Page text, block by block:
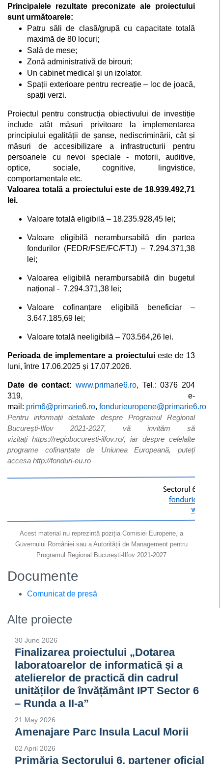
Principalele rezultate preconizate ale proiectului
sunt următoarele:
Patru săli de clasă/grupă cu capacitate totală
maximă de 80 locuri;
Sală de mese;
Zonă administrativă de birouri;
Un cabinet medical și un izolator.
Spații exterioare pentru recreație – loc de joacă,
spații verzi.
Proiectul pentru construcția obiectivului de investiție
include atât măsuri privitoare la implementarea
principiului egalității de șanse, nediscriminării, cât și
măsuri de accesibilizare a infrastructurii pentru
persoanele cu nevoi speciale - motorii, auditive,
optice, sociale, cognitive, lingvistice,
comportamentale etc.
Valoarea totală a proiectului este de 18.939.492,71
lei.
Valoare totală eligibilă – 18.235.928,45 lei;
Valoare eligibilă nerambursabilă din partea
fondurilor (FEDR/FSE/FC/FTJ) – 7.294.371,38
lei;
Valoarea eligibilă nerambursabilă din bugetul
național - 7.294.371,38 lei;
Valoare cofinanțare eligibilă beneficiar –
3.647.185,69 lei;
Valoare totală neeligibilă – 703.564,26 lei.
Perioada de implementare a proiectuluieste de 13
luni, între 17.06.2025 și 17.07.2026.
Date de contact: www.primarie6.ro, Tel.: 0376 204
319, e-
mail: prim6@primarie6.ro, fondurieuropene@primarie6.ro
Pentru informații detaliate despre Programul Regional
București-Ilfov 2021-2027, vă invităm să
vizitați https://regiobucuresti-ilfov.ro/, iar despre celelalte
programe cofinanțate de Uniunea Europeană, puteți
accesa http://fonduri-eu.ro
Acest material nu reprezintă poziția Comisiei Europene, a
Guvernului României sau a Autorității de Management pentru
Programul Regional București-Ilfov 2021-2027
Documente
Comunicat de presă
Alte proiecte
30 June 2026
Finalizarea proiectului „Dotarea
laboratoarelor de informatică și a
atelierelor de practică din cadrul
unităților de învățământ IPT Sector 6
– Runda a II-a”
21 May 2026
Amenajare Parc Insula Lacul Morii
02 April 2026
Primăria Sectorului 6, partener oficial